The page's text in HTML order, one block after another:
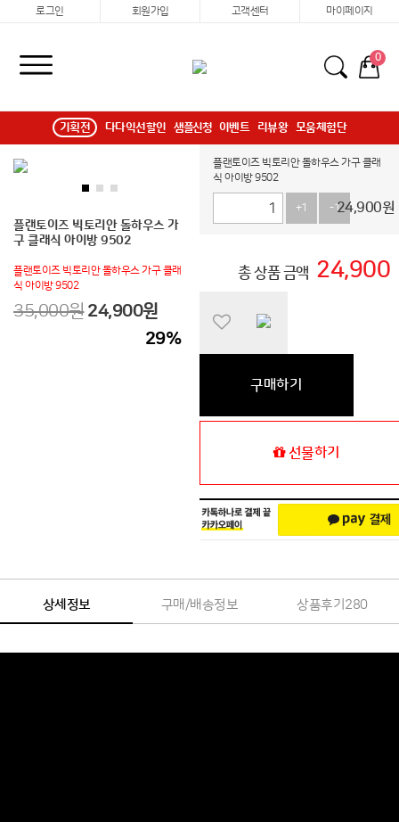
로그인 회원가입 고객센터 마이페이지
0
기획전 다다익선할인 샘플신청 이벤트 리뷰왕 모움체험단
플랜토이즈 빅토리안 돌하우스 가
구 클래식 아이방 9502
플랜토이즈 빅토리안 돌하우스 가구 클래
식 아이방 9502
35,000원 24,900원
29%
플랜토이즈 빅토리안 돌하우스 가구 클래
식 아이방 9502
+1 -124,900원
총 상품 금액 24,900
구매하기
선물하기
상세정보 구매/배송정보 상품후기 280